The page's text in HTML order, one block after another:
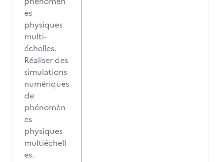
es
physiques
multi-
échelles.
Réaliser des
simulations
numériques
de
phénomèn
es
physiques
multiéchell
es.